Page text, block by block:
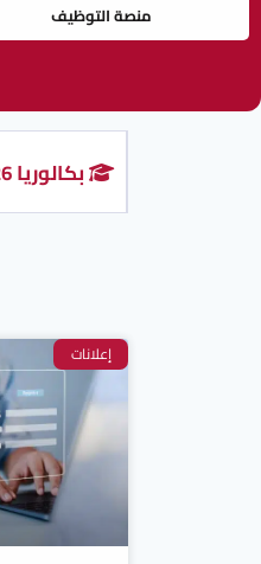
منصة التوظيف
بكالوريا 2026
إعلانات